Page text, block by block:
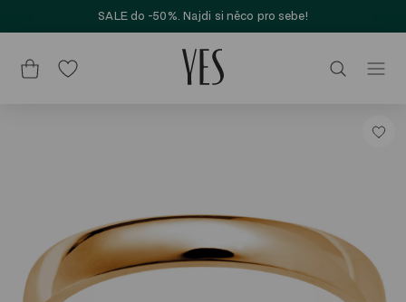
SALE do -50%. Najdi si něco pro sebe!